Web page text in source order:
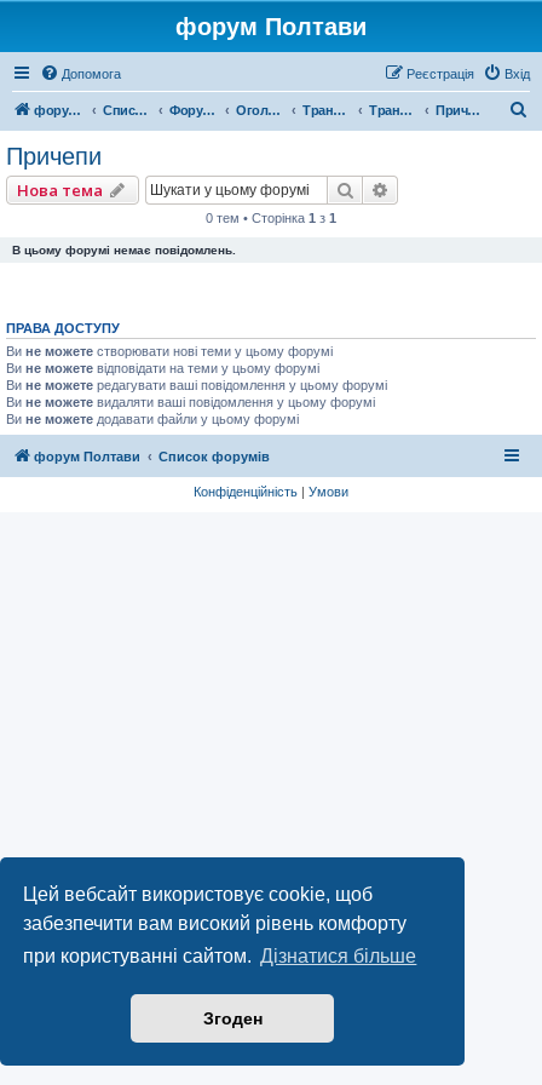
Цей вебсайт використовує cookie, щоб
забезпечити вам високий рівень комфорту
при користуванні сайтом. Дізнатися більше
Згоден
форум Полтави
Допомога Вхід
Реєстрація
форум Полтави Список форумів Форум міста Полтава Оголошення міста Полтава Транспорт СТО Транспортні засоби Причепи
Причепи
Нова тема Пошук
0 тем • Сторінка 1 з 1
В цьому форумі немає повідомлень.
ПРАВА ДОСТУПУ
Ви не можете створювати нові теми у цьому форумі
Ви не можете відповідати на теми у цьому форумі
Ви не можете редагувати ваші повідомлення у цьому форумі
Ви не можете видаляти ваші повідомлення у цьому форумі
Ви не можете додавати файли у цьому форумі
форум Полтави Список форумів
Конфіденційність | Умови